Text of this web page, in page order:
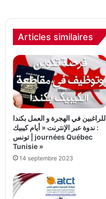
Articles similaires
للراغبين في الهجرة و العمل بكندا
: ندوة عبر الإنترنت « أيام كيبيك
تونس | journées Québec
Tunisie »
14 septembre 2023